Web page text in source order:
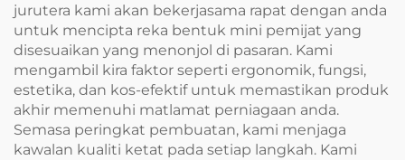
jurutera kami akan bekerjasama rapat dengan anda
untuk mencipta reka bentuk mini pemijat yang
disesuaikan yang menonjol di pasaran. Kami
mengambil kira faktor seperti ergonomik, fungsi,
estetika, dan kos-efektif untuk memastikan produk
akhir memenuhi matlamat perniagaan anda.
Semasa peringkat pembuatan, kami menjaga
kawalan kualiti ketat pada setiap langkah. Kami